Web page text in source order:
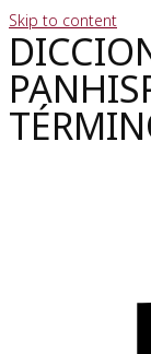
Skip to content